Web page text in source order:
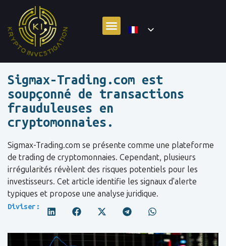
Sigmax-Trading.com est
soupçonné de transactions
frauduleuses en
cryptomonnaies.
Sigmax-Trading.com se présente comme une plateforme
de trading de cryptomonnaies. Cependant, plusieurs
irrégularités révèlent des risques potentiels pour les
investisseurs. Cet article identifie les signaux d'alerte
typiques et propose une analyse juridique.
Diviser: